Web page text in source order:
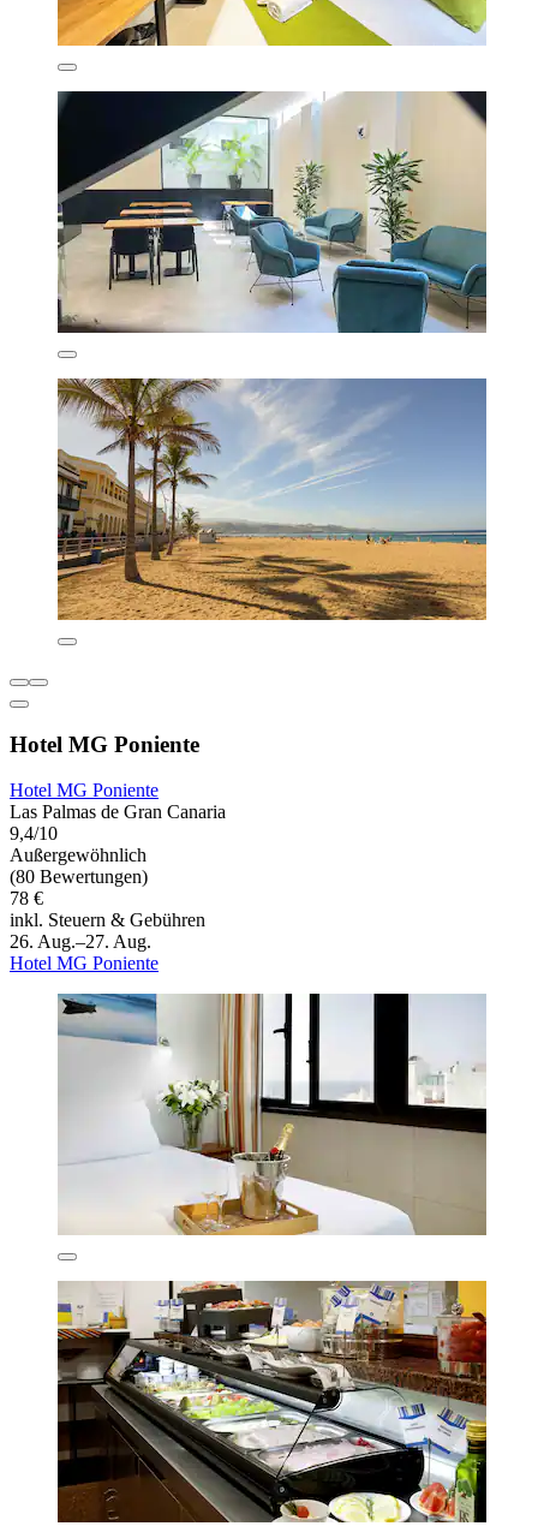
Hotel MG Poniente
Hotel MG Poniente
Las Palmas de Gran Canaria
9,4/10
Außergewöhnlich
(80 Bewertungen)
78 €
inkl. Steuern & Gebühren
26. Aug.–27. Aug.
Hotel MG Poniente